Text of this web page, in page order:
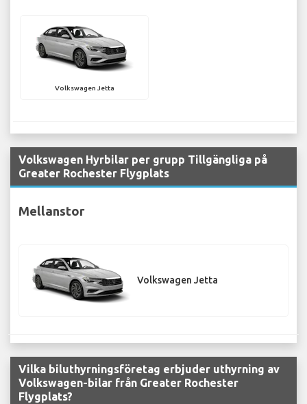
Volkswagen Jetta
Volkswagen Hyrbilar per grupp Tillgängliga på
Greater Rochester Flygplats
Mellanstor
Volkswagen Jetta
Vilka biluthyrningsföretag erbjuder uthyrning av
Volkswagen-bilar från Greater Rochester
Flygplats?